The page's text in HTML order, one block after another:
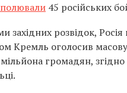
45 російських
західних розвідок,
Кремль оголосив
громадян,